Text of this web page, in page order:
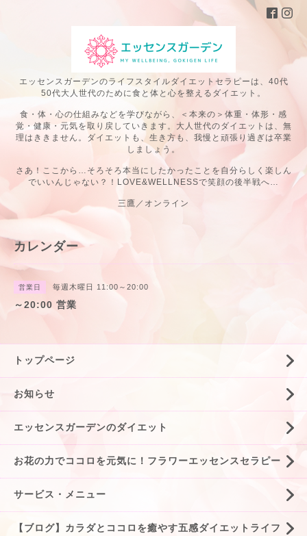
エッセンスガーデンのライフスタイルダイエットセラピーは、40代
50代大人世代のために食と体と心を整えるダイエット。
食・体・心の仕組みなどを学びながら、＜本来の＞体重・体形・感
覚・健康・元気を取り戻していきます。大人世代のダイエットは、無
理はききません。ダイエットも、生き方も、我慢と頑張り過ぎは卒業
しましょう。
さあ！ここから…そろそろ本当にしたかったことを自分らしく楽しん
でいいんじゃない？！LOVE&WELLNESSで笑顔の後半戦へ…
三鷹／オンライン
カレンダー
営業日 毎週木曜日 11:00～20:00
～20:00 営業
トップページ
お知らせ
エッセンスガーデンのダイエット
お花の力でココロを元気に！フラワーエッセンスセラピー
サービス・メニュー
【ブログ】カラダとココロを癒やす五感ダイエットライフ